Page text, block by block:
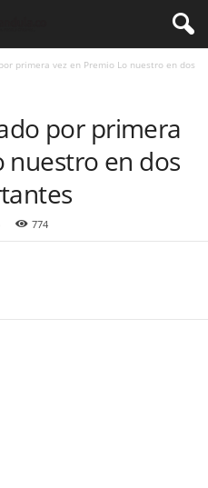
primera vez en Premio Lo nuestro en dos
por primera
nuestro en dos
774